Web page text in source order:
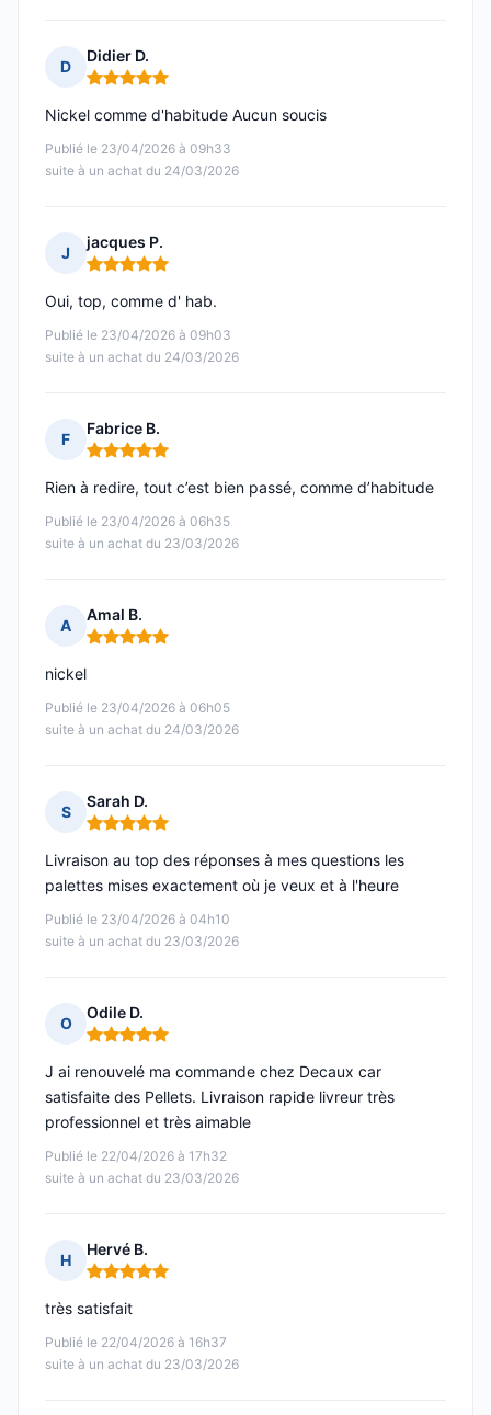
D
Didier D.
Note : 5 sur 5
Publié le 23/04/2026 à 09h33
suite à un achat du 24/03/2026
Nickel comme d'habitude Aucun soucis
J
jacques P.
Note : 5 sur 5
Publié le 23/04/2026 à 09h03
suite à un achat du 24/03/2026
Oui, top, comme d' hab.
F
Fabrice B.
Note : 5 sur 5
Publié le 23/04/2026 à 06h35
suite à un achat du 23/03/2026
Rien à redire, tout c’est bien passé, comme d’habitude
A
Amal B.
Note : 5 sur 5
Publié le 23/04/2026 à 06h05
suite à un achat du 24/03/2026
nickel
S
Sarah D.
Note : 5 sur 5
Publié le 23/04/2026 à 04h10
suite à un achat du 23/03/2026
Livraison au top des réponses à mes questions les
palettes mises exactement où je veux et à l'heure
O
Odile D.
Note : 5 sur 5
Publié le 22/04/2026 à 17h32
suite à un achat du 23/03/2026
J ai renouvelé ma commande chez Decaux car
satisfaite des Pellets. Livraison rapide livreur très
professionnel et très aimable
H
Hervé B.
Note : 5 sur 5
Publié le 22/04/2026 à 16h37
suite à un achat du 23/03/2026
très satisfait